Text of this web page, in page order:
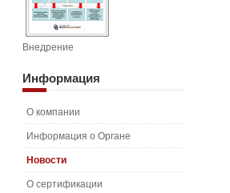
Внедрение
Информация
О компании
Информация о Органе
Новости
О сертификации